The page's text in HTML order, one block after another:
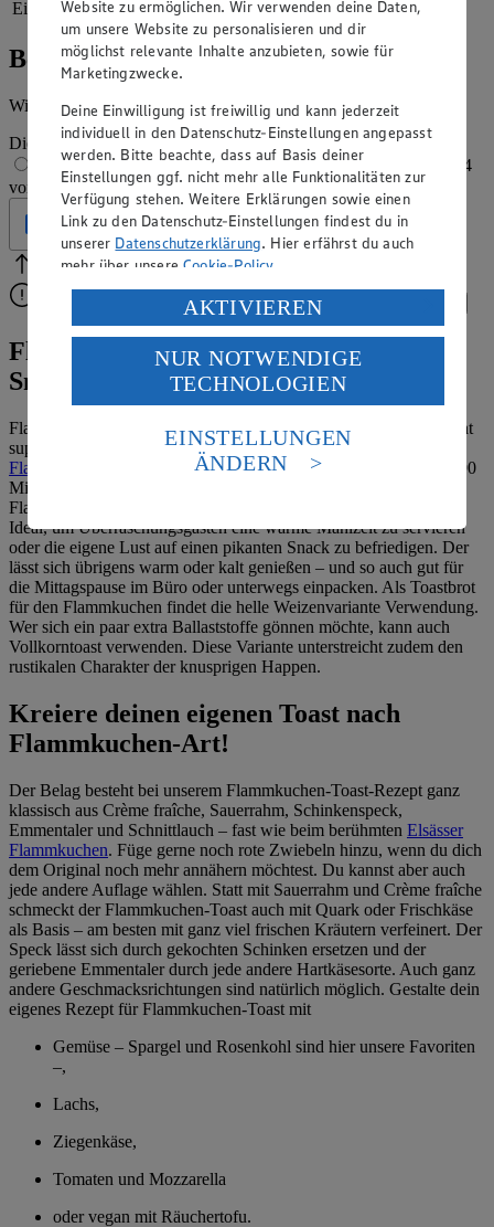
Eiweiß 19 g
Bewertung
Wie hat es dir geschmeckt?
Die Bewertung wird automatisch gespeichert
1 von 5 Sternen
2 von 5 Sternen 3 von 5 Sternen
4
von 5 Sternen
5 von 5 Sternen
Geprüft
Bitte Pfeile benutzen
Vielen Dank für deine Bewertung.
Bitte wähle eine Bewertung aus, um fortzufahren.
Flammkuchen auf Toast – knuspriges
Snackvergnügen
Flammkuchen mit Toastbrot statt mit Brot- oder Hefeteig: Das geht
superschnell und kann geschmacklich locker mit einem "großen"
Flammkuchen
mithalten. Während der französische Fladen rund 90
Minuten Zubereitungszeit erfordert, steht der einfache
Flammkuchen-Toast schon nach gut 30 Minuten auf dem Tisch.
Ideal, um Überraschungsgästen eine warme Mahlzeit zu servieren
oder die eigene Lust auf einen pikanten Snack zu befriedigen. Der
lässt sich übrigens warm oder kalt genießen – und so auch gut für
die Mittagspause im Büro oder unterwegs einpacken. Als Toastbrot
für den Flammkuchen findet die helle Weizenvariante Verwendung.
Wer sich ein paar extra Ballaststoffe gönnen möchte, kann auch
Vollkorntoast verwenden. Diese Variante unterstreicht zudem den
rustikalen Charakter der knusprigen Happen.
Kreiere deinen eigenen Toast nach
Flammkuchen-Art!
Der Belag besteht bei unserem Flammkuchen-Toast-Rezept ganz
klassisch aus Crème fraîche, Sauerrahm, Schinkenspeck,
Emmentaler und Schnittlauch – fast wie beim berühmten Elsässer
Flammkuchen. Füge gerne noch rote Zwiebeln hinzu, wenn du dich
dem Original noch mehr annähern möchtest. Du kannst aber auch
jede andere Auflage wählen. Statt mit Sauerrahm und Crème fraîche
schmeckt der Flammkuchen-Toast auch mit Quark oder Frischkäse
als Basis – am besten mit ganz viel frischen Kräutern verfeinert. Der
Speck lässt sich durch gekochten Schinken ersetzen und der
geriebene Emmentaler durch jede andere Hartkäsesorte. Auch ganz
andere Geschmacksrichtungen sind natürlich möglich. Gestalte dein
eigenes Rezept für Flammkuchen-Toast mit
Gemüse – Spargel und Rosenkohl sind hier unsere Favoriten
–,
Lachs,
Ziegenkäse,
Tomaten und Mozzarella
oder vegan mit Räuchertofu.
Website zu ermöglichen. Wir verwenden deine Daten,
um unsere Website zu personalisieren und dir
möglichst relevante Inhalte anzubieten, sowie für
Marketingzwecke.
Deine Einwilligung ist freiwillig und kann jederzeit
individuell in den Datenschutz-Einstellungen angepasst
werden. Bitte beachte, dass auf Basis deiner
Einstellungen ggf. nicht mehr alle Funktionalitäten zur
Verfügung stehen. Weitere Erklärungen sowie einen
Link zu den Datenschutz-Einstellungen findest du in
unserer Datenschutzerklärung. Hier erfährst du auch
mehr über unsereCookie-Policy.
Verarbeitung deiner personenbezogenen Daten in den
USA durch Facebook und YouTube:
Wenn du auf „Aktivieren“ klickst, willigst du im Sinne
des Art. 49 Abs. 1 Satz 1 lit. a) DSGVO ein, dass deine
Daten in den USA verarbeitet werden. Der EuGH sieht
die USA als Land mit einem nach europäischen
Standards nicht angemessenen Datenschutzniveau an.
Es besteht das Risiko eines Zugriffs durch US-
Informationen zum Herausgeber der Seite findest du
imImpressum
AKTIVIEREN
NUR NOTWENDIGE
TECHNOLOGIEN
EINSTELLUNGEN
ÄNDERN